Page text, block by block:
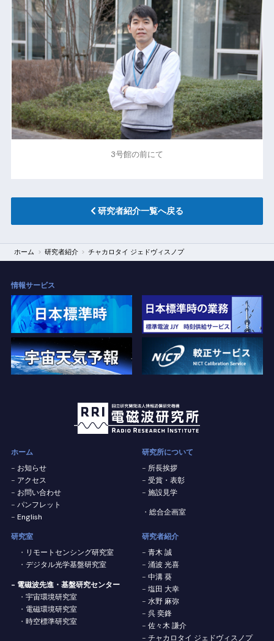
3号館の前にて
研究者紹介一覧へ戻る
ホーム 研究者紹介 チャカロタイ ジェドヴィスノプ
情報サービス
ホーム
お知らせ
アクセス
お問い合わせ
パンフレット
English
研究所について
所長挨拶
受賞・表彰
施設見学
総合企画室
研究室
リモートセンシング研究室
デジタル光学基盤研究室
- 電磁波先進・基盤研究センター
宇宙環境研究室
電磁環境研究室
時空標準研究室
研究者紹介
青木 誠
涌波 光喜
中溝 葵
塩田 大幸
水野 麻弥
呉 奕鋒
佐々木 謙介
チャカロタイ ジェドヴィスノプ